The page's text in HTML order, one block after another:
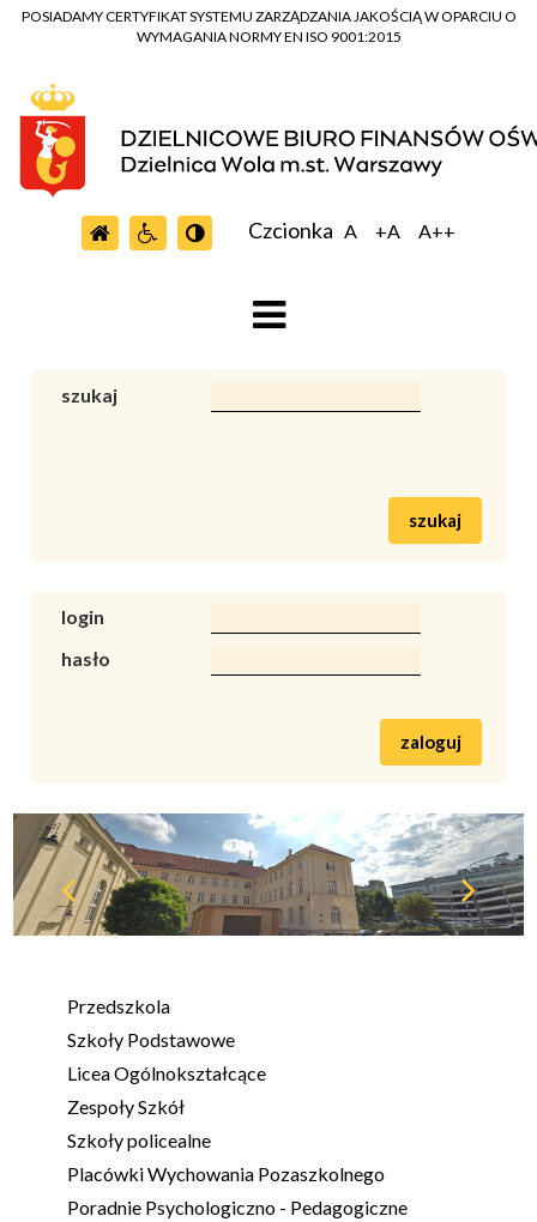
POSIADAMY CERTYFIKAT SYSTEMU ZARZĄDZANIA JAKOŚCIĄ W OPARCIU O
WYMAGANIA NORMY EN ISO 9001:2015
Czcionka A +A A++
szukaj
szukaj
login
hasło
zaloguj
Przedszkola
Szkoły Podstawowe
Licea Ogólnokształcące
Zespoły Szkół
Szkoły policealne
Placówki Wychowania Pozaszkolnego
Poradnie Psychologiczno - Pedagogiczne